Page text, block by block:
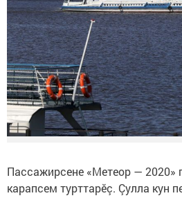
Пассажирсене «Метеор — 2020»
карапсем турттарӗç. Çулла кун